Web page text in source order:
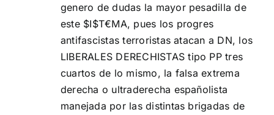
genero de dudas la mayor pesadilla de
este $I$T€MA, pues los progres
antifascistas terroristas atacan a DN, los
LIBERALES DERECHISTAS tipo PP tres
cuartos de lo mismo, la falsa extrema
derecha o ultraderecha españolista
manejada por las distintas brigadas de